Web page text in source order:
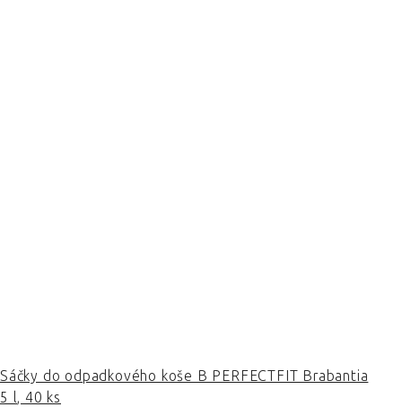
Sáčky do odpadkového koše B PERFECTFIT Brabantia
5 l, 40 ks